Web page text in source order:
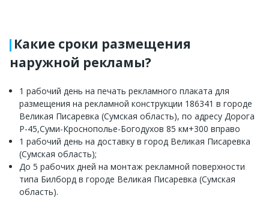
Какие сроки размещения
наружной рекламы?
1 рабочий день на печать рекламного плаката для
размещения на рекламной конструкции 186341 в городе
Великая Писаревка (Сумская область), по адресу Дорога
Р-45,Суми-Кроснополье-Богодухов 85 км+300 вправо
1 рабочий день на доставку в город Великая Писаревка
(Сумская область);
До 5 рабочих дней на монтаж рекламной поверхности
типа Билборд в городе Великая Писаревка (Сумская
область).